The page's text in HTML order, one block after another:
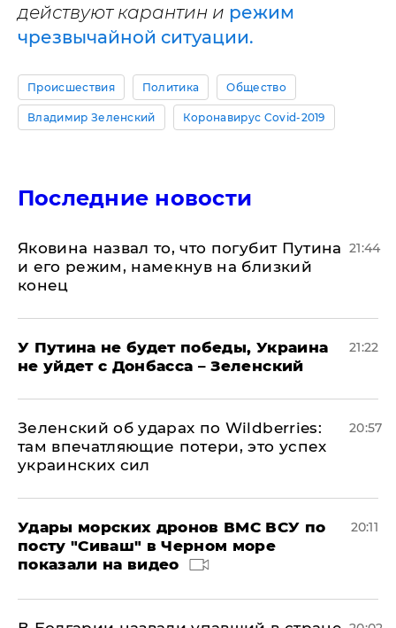
действуют карантин и режим
чрезвычайной ситуации.
Происшествия Политика Общество
Владимир Зеленский Коронавирус Covid-2019
Последние новости
Яковина назвал то, что погубит Путина
и его режим, намекнув на близкий
конец
21:44
У Путина не будет победы, Украина
не уйдет с Донбасса – Зеленский
21:22
Зеленский об ударах по Wildberries:
там впечатляющие потери, это успех
украинских сил
20:57
Удары морских дронов ВМС ВСУ по
посту "Сиваш" в Черном море
показали на видео
20:11